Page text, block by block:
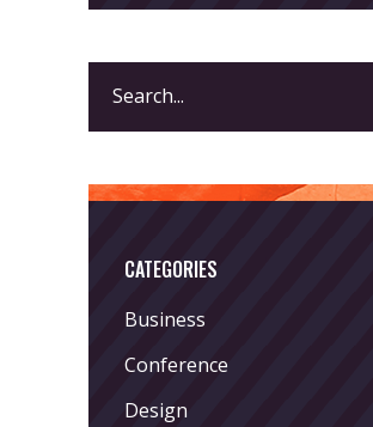
for:
CATEGORIES
Business
Conference
Design